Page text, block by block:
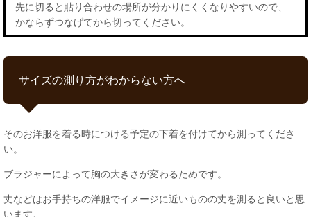
先に切ると貼り合わせの場所が分かりにくくなりやすいので、
かならずつなげてから切ってください。
サイズの測り方がわからない方へ
そのお洋服を着る時につける予定の下着を付けてから測ってくださ
い。
ブラジャーによって胸の大きさが変わるためです。
丈などはお手持ちの洋服でイメージに近いものの丈を測ると良いと思
います。